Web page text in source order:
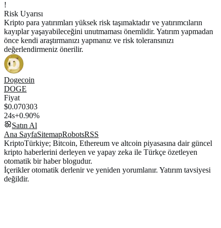
!
Risk Uyarısı
Kripto para yatırımları yüksek risk taşımaktadır ve yatırımcıların
kayıplar yaşayabileceğini unutmaması önemlidir. Yatırım yapmadan
önce kendi araştırmanızı yapmanız ve risk toleransınızı
değerlendirmeniz önerilir.
Dogecoin
DOGE
Fiyat
$0.070303
24s+0.90%
Satın Al
Ana SayfaSitemapRobotsRSS
KriptoTürkiye; Bitcoin, Ethereum ve altcoin piyasasına dair güncel
kripto haberlerini derleyen ve yapay zeka ile Türkçe özetleyen
otomatik bir haber blogudur.
İçerikler otomatik derlenir ve yeniden yorumlanır. Yatırım tavsiyesi
değildir.